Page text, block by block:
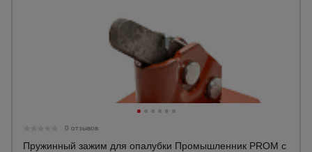
0 отзывов
Пружинный зажим для опалубки Промышленник PROM с